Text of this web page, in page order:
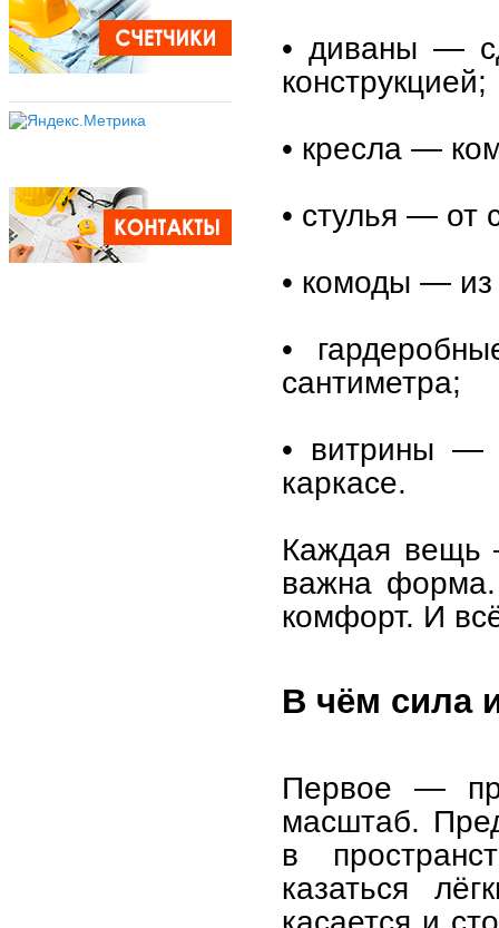
• диваны —
конструкцией;
• кресла —
• стулья — от
• комоды — из
•
сантиметра;
• витрины —
каркасе.
Каждая вещь
важна
комфорт. И
В чём сила
Первое —
масштаб.
в
казаться